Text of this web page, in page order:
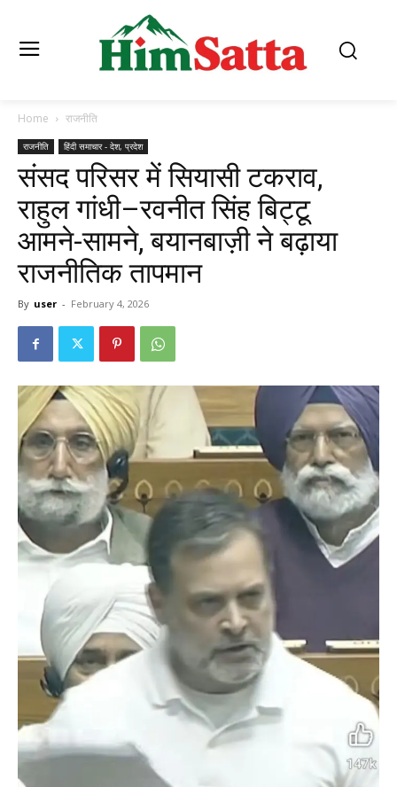
Home राजनीति
राजनीति हिंदी समाचार - देश, प्रदेश
संसद परिसर में सियासी टकराव,
राहुल गांधी–रवनीत सिंह बिट्टू
आमने-सामने, बयानबाज़ी ने बढ़ाया
राजनीतिक तापमान
By user - February 4, 2026